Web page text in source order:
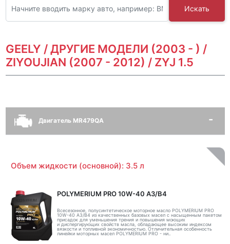
Искать
GEELY / ДРУГИЕ МОДЕЛИ (2003 - ) /
ZIYOUJIAN (2007 - 2012) / ZYJ 1.5
Двигатель MR479QA
Объем жидкости (основной): 3.5 л
POLYMERIUM PRO 10W-40 A3/B4
Всесезонное, полусинтетическое моторное масло POLYMERIUM PRO
10W-40 A3/B4 из качественных базовых масел с насыщенным пакетом
присадок для уменьшения трения и повышения моющих
и диспергирующих свойств масла, обладающее высоким индексом
вязкости и топливной экономичностью. Отличительная особенность
линейки моторных масел POLYMERIUM PRO - ни..